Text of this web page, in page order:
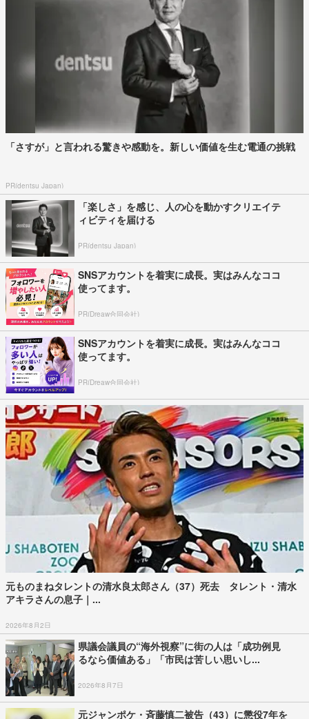
「さすが」と言われる驚きや感動を。新しい価値を生む電通の挑戦
PR(dentsu Japan)
「楽しさ」を感じ、人の心を動かすクリエイテ
ィビティを届ける
PR(dentsu Japan)
SNSアカウントを着実に成長。実はみんなココ
使ってます。
PR(Dreaw合同会社)
SNSアカウントを着実に成長。実はみんなココ
使ってます。
PR(Dreaw合同会社)
元ものまねタレントの清水良太郎さん（37）死去 タレント・清水
アキラさんの息子｜...
2026年8月2日
県議会議員の“海外視察”に街の人は「成功例見
るなら価値ある」「市民は苦しい思いし...
2026年8月7日
元ジャンポケ・斉藤慎二被告（43）に懲役7年を